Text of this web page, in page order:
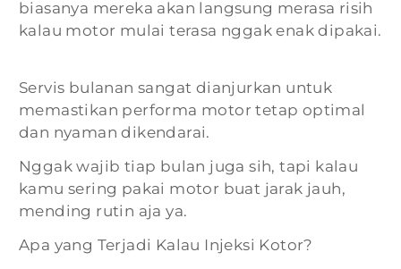
biasanya mereka akan langsung merasa risih
kalau motor mulai terasa nggak enak dipakai.
Servis bulanan sangat dianjurkan untuk
memastikan performa motor tetap optimal
dan nyaman dikendarai.
Nggak wajib tiap bulan juga sih, tapi kalau
kamu sering pakai motor buat jarak jauh,
mending rutin aja ya.
Apa yang Terjadi Kalau Injeksi Kotor?